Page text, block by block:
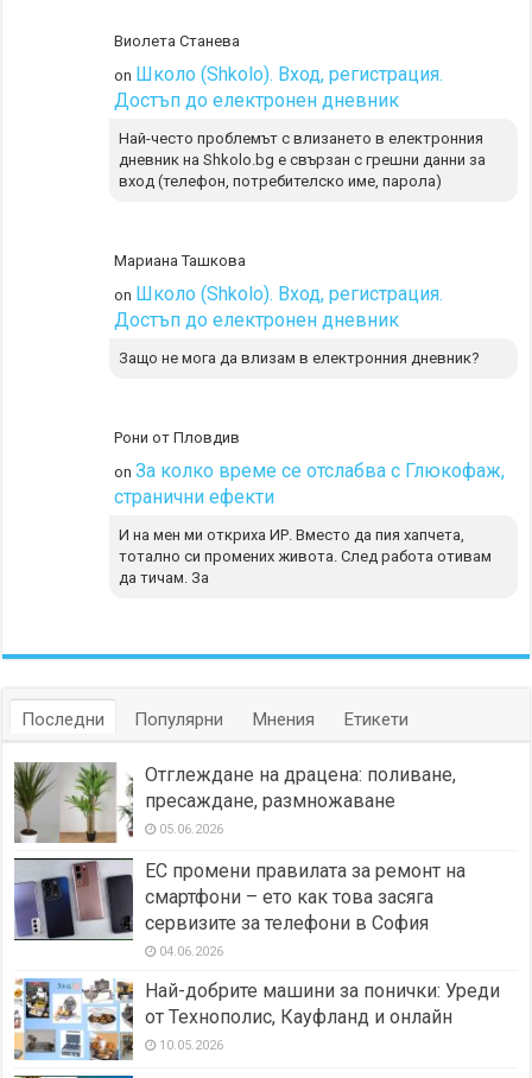
Виолета Станева
on Школо (Shkolo). Вход, регистрация.
Достъп до електронен дневник
Най-често проблемът с влизането в електронния
дневник на Shkolo.bg е свързан с грешни данни за
вход (телефон, потребителско име, парола)
Мариана Ташкова
on Школо (Shkolo). Вход, регистрация.
Достъп до електронен дневник
Защо не мога да влизам в електронния дневник?
Рони от Пловдив
onЗа колко време се отслабва с Глюкофаж,
странични ефекти
И на мен ми откриха ИР. Вместо да пия хапчета,
тотално си промених живота. След работа отивам
да тичам. За
Последни Популярни Мнения Етикети
Отглеждане на драцена: поливане,
пресаждане, размножаване
05.06.2026
ЕС промени правилата за ремонт на
смартфони – ето как това засяга
сервизите за телефони в София
04.06.2026
Най-добрите машини за понички: Уреди
от Технополис, Кауфланд и онлайн
10.05.2026